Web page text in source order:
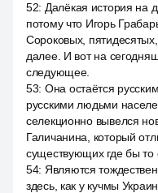
52: Далёкая история на
потому что Игорь
Сороковых,
далее. И вот на
следующее.
53: Она остаётся
русскими людьми
селекционно вывелся
Галичанина, который
существующих где бы
54: Являются
здесь, как у кучмы